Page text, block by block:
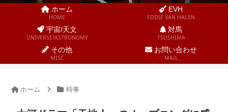
ホーム
HOME
EVH
EDDIE VAN HALEN
宇宙/天文
UNIVERSE/ASTRONOMY
対馬
TSUSHIMA
その他
MISC
お問い合わせ
MAIL
ホーム 時事